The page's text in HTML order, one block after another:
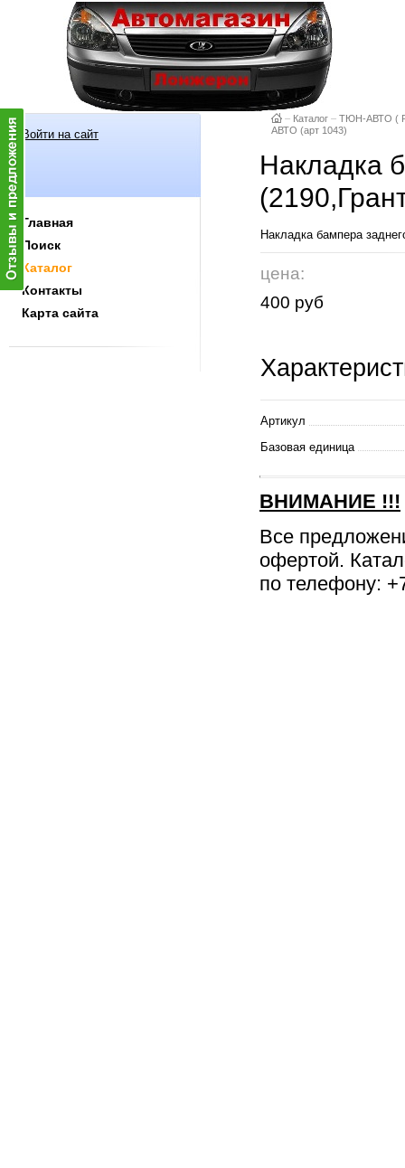
Войти на сайт
Главная
Поиск
Каталог
Контакты
Карта сайта
– Каталог – ТЮН-АВТО (
АВТО (арт 1043)
Накладка
Накладка бампера
цена:
400 руб
Артикул
Базовая единица
ВНИМАНИЕ !!!
Все
офертой.
по телефону: